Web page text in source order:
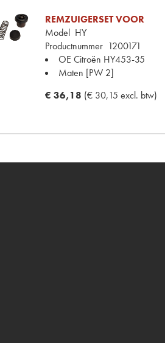
REMZUIGERSET VOOR
Model HY
Productnummer 1200171
OE Citroën HY453-35
Maten [PW 2]
€ 36,18 (€ 30,15 excl. btw)